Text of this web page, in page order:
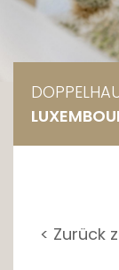
< Zurück